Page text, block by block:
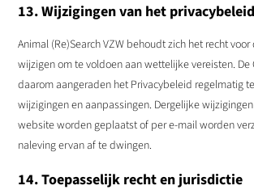
13. Wijzigingen van het privacybeleid
Animal (Re)Search VZW behoudt zich het recht
wijzigen om te voldoen aan wettelijke vereisten.
daarom aangeraden het Privacybeleid regelmatig
wijzigingen en aanpassingen. Dergelijke
website worden geplaatst of per e-mail worden
naleving ervan af te dwingen.
14. Toepasselijk recht en jurisdictie